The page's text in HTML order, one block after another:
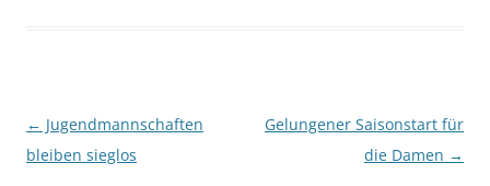
Beitragsnavigation
← Jugendmannschaften
bleiben sieglos
Gelungener Saisonstart für
die Damen →